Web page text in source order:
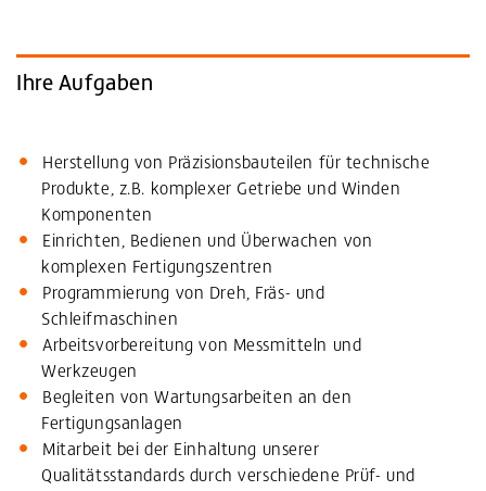
Ihre Aufgaben
Herstellung von Präzisionsbauteilen für technische
Produkte, z.B. komplexer Getriebe und Winden
Komponenten
Einrichten, Bedienen und Überwachen von
komplexen Fertigungszentren
Programmierung von Dreh, Fräs- und
Schleifmaschinen
Arbeitsvorbereitung von Messmitteln und
Werkzeugen
Begleiten von Wartungsarbeiten an den
Fertigungsanlagen
Mitarbeit bei der Einhaltung unserer
Qualitätsstandards durch verschiedene Prüf- und